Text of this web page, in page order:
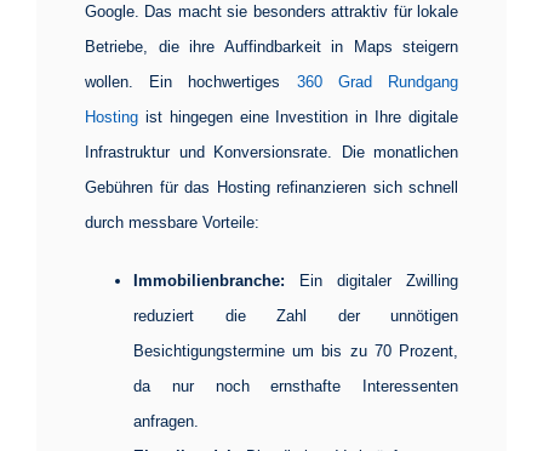
Google. Das macht sie besonders attraktiv für lokale
Betriebe, die ihre Auffindbarkeit in Maps steigern
wollen. Ein hochwertiges 360 Grad Rundgang
Hosting ist hingegen eine Investition in Ihre digitale
Infrastruktur und Konversionsrate. Die monatlichen
Gebühren für das Hosting refinanzieren sich schnell
durch messbare Vorteile:
Immobilienbranche: Ein digitaler Zwilling
reduziert die Zahl der unnötigen
Besichtigungstermine um bis zu 70 Prozent,
da nur noch ernsthafte Interessenten
anfragen.